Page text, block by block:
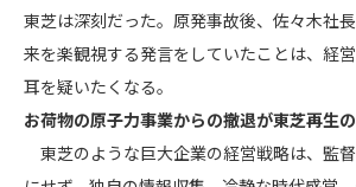
東芝は深刻だった。原発事故後、佐々木社
来を楽観視する発言をしていたことは、経
耳を疑いたくなる。
お荷物の原子力事業からの撤退が東芝再生
東芝のような巨大企業の経営戦略は、監